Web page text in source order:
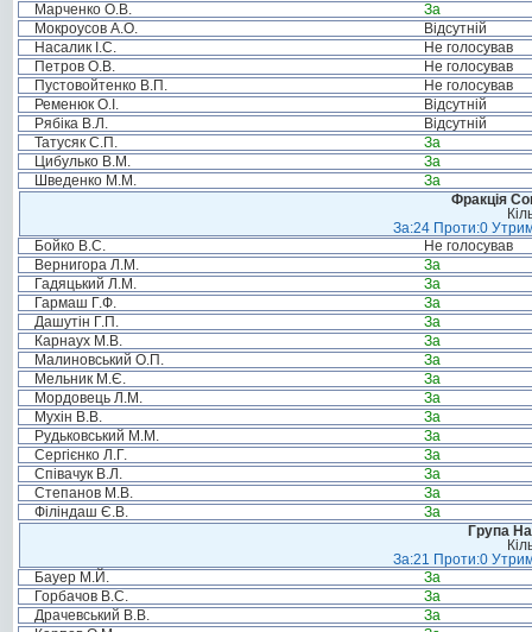
Марченко О.В.
За
Мокроусов А.О.
Відсутній
Насалик І.С.
Не голосував
Петров О.В.
Не голосував
Пустовойтенко В.П.
Не голосував
Ременюк О.І.
Відсутній
Рябіка В.Л.
Відсутній
Татусяк С.П.
За
Цибулько В.М.
За
Шведенко М.М.
За
Фракція
За:24 Проти:0
Бойко В.С.
Не голосував
Вернигора Л.М.
За
Гадяцький Л.М.
За
Гармаш Г.Ф.
За
Дашутін Г.П.
За
Карнаух М.В.
За
Малиновський О.П.
За
Мельник М.Є.
За
Мордовець Л.М.
За
Мухін В.В.
За
Рудьковський М.М.
За
Сергієнко Л.Г.
За
Співачук В.Л.
За
Степанов М.В.
За
Філіндаш Є.В.
За
Група
За:21 Проти:0
Бауер М.Й.
За
Горбачов В.С.
За
Драчевський В.В.
За